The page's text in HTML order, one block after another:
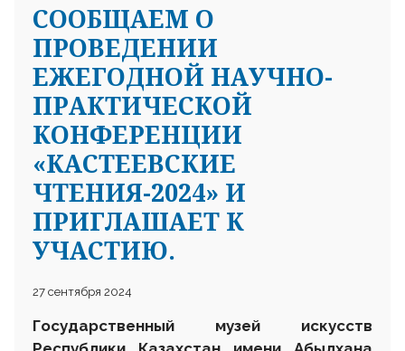
СООБЩАЕМ О
ПРОВЕДЕНИИ
ЕЖЕГОДНОЙ НАУЧНО-
ПРАКТИЧЕСКОЙ
КОНФЕРЕНЦИИ
«КАСТЕЕВСКИЕ
ЧТЕНИЯ-2024» И
ПРИГЛАШАЕТ К
УЧАСТИЮ.
27 сентября 2024
Государственный музей искусств